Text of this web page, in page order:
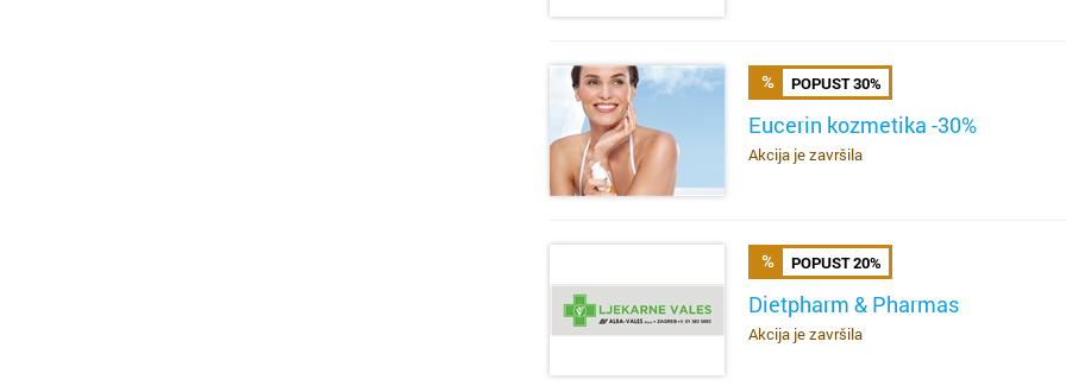
SAZNAJ VIŠE
POPUST 30%
Eucerin kozmetika -30%
Akcija je završila
SAZNAJ VIŠE
POPUST 20%
Dietpharm & Pharmas
Akcija je završila